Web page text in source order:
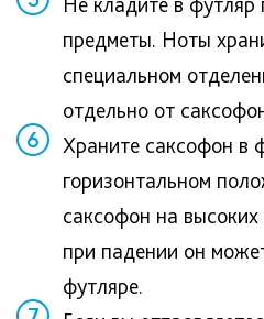
предметы. Ноты
специальном
отдельно от
6
Храните саксофон в
горизонтальном
саксофон на
при падении он
футляре.